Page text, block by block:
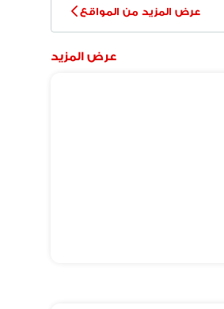
عرض المزيد من المواقع
عرض المزيد